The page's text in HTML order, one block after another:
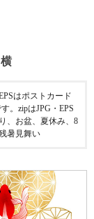
はポストカード
。zipはJPG・EPS
、お盆、夏休み、8
暑見舞い